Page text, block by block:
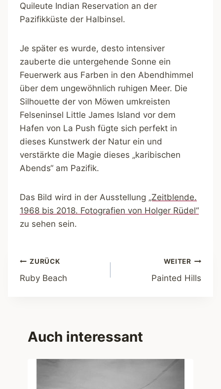
Quileute Indian Reservation an der
Pazifikküste der Halbinsel.
Je später es wurde, desto intensiver
zauberte die untergehende Sonne ein
Feuerwerk aus Farben in den Abendhimmel
über dem ungewöhnlich ruhigen Meer. Die
Silhouette der von Möwen umkreisten
Felseninsel Little James Island vor dem
Hafen von La Push fügte sich perfekt in
dieses Kunstwerk der Natur ein und
verstärkte die Magie dieses „karibischen
Abends“ am Pazifik.
Das Bild wird in der Ausstellung „Zeitblende.
1968 bis 2018. Fotografien von Holger Rüdel“
zu sehen sein.
Beitragsnavigation
ZURÜCK
Ruby Beach
WEITER
Painted Hills
Auch interessant